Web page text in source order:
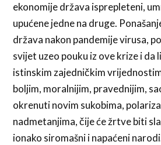
ekonomije država isprepleteni,
upućene jedne na druge.
država nakon pandemije virusa,
svijet uzeo pouku iz ove krize i da
istinskim zajedničkim
boljim, moralnijim, pravednijim,
okrenuti novim sukobima,
nadmetanjima, čije će žrtve biti
ionako siromašni i napaćeni